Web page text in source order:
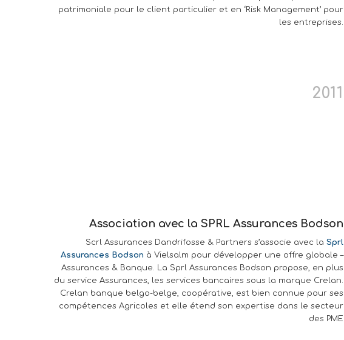
patrimoniale pour le client particulier et en ‘Risk Management’ pour
les entreprises.
2011
Association avec la SPRL Assurances Bodson
Scrl Assurances Dandrifosse & Partners s’associe avec la Sprl
Assurances Bodson à Vielsalm pour développer une offre globale –
Assurances & Banque. La Sprl Assurances Bodson propose, en plus
du service Assurances, les services bancaires sous la marque Crelan.
Crelan banque belgo-belge, coopérative, est bien connue pour ses
compétences Agricoles et elle étend son expertise dans le secteur
des PME